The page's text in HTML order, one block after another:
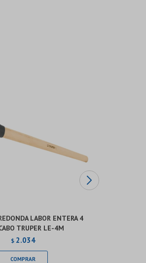
LABOR ENTERA 4
TRUPER LE-4M
$ 2.034